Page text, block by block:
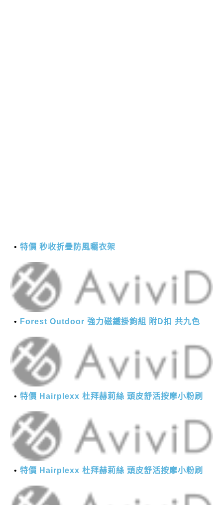
特價 秒收折疊防風曬衣架
Forest Outdoor 強力磁鐵掛鉤組 附D扣 共九色
特價 Hairplexx 杜拜赫莉絲 頭皮舒活按摩小粉刷
特價 Hairplexx 杜拜赫莉絲 頭皮舒活按摩小粉刷